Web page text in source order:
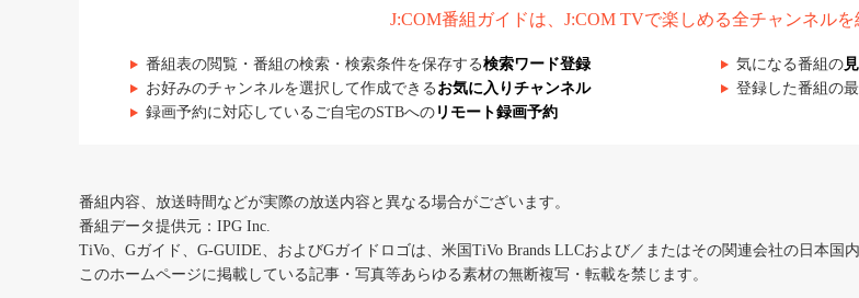
J:COM番組ガイドは、J:COM TVで楽しめる全チャンネルを
番組表の閲覧・番組の検索・検索条件を保存する検索ワード登録 気になる番組の
お好みのチャンネルを選択して作成できる お気に入りチャンネル 登録した番組の
録画予約に対応しているご自宅のSTBへの リモート録画予約
番組内容、放送時間などが実際の放送内容と異なる場合がございます。
番組データ提供元：IPG Inc.
TiVo、Gガイド、G-GUIDE、およびGガイドロゴは、米国TiVo Brands LLCおよび／またはその関連会社の日本国
このホームページに掲載している記事・写真等あらゆる素材の無断複写・転載を禁じます。